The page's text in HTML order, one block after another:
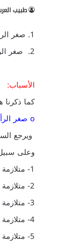
طبيب
1. صغر الرأس البدئي (الوراثي) والذي يكتشف مبكراً.
2. صغر الرأس الثانوي (غير الوراثي) والذي يحدث لأسباب أخرى في مراحل الطفل.
الأسباب:
كما ذكرنا
o صغر الرأس الوراثي
ويرجع
وعلى
1- متلازمة داون (المنغولية)
2- متلازمة ادوارد
3- متلازمة مواء القطة
4- متلازمة كور بنيلادي لانج
5- متلازمة روبين تشاين